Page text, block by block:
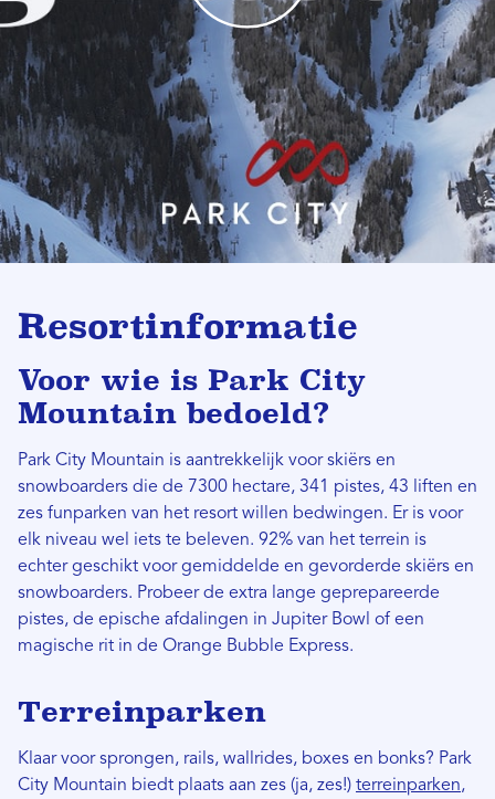
Resortinformatie
Voor wie is Park City
Mountain bedoeld?
Park City Mountain is aantrekkelijk voor skiërs en
snowboarders die de 7300 hectare, 341 pistes, 43 liften en
zes funparken van het resort willen bedwingen. Er is voor
elk niveau wel iets te beleven. 92% van het terrein is
echter geschikt voor gemiddelde en gevorderde skiërs en
snowboarders. Probeer de extra lange geprepareerde
pistes, de epische afdalingen in Jupiter Bowl of een
magische rit in de Orange Bubble Express.
Terreinparken
Klaar voor sprongen, rails, wallrides, boxes en bonks? Park
City Mountain biedt plaats aan zes (ja, zes!) terreinparken,